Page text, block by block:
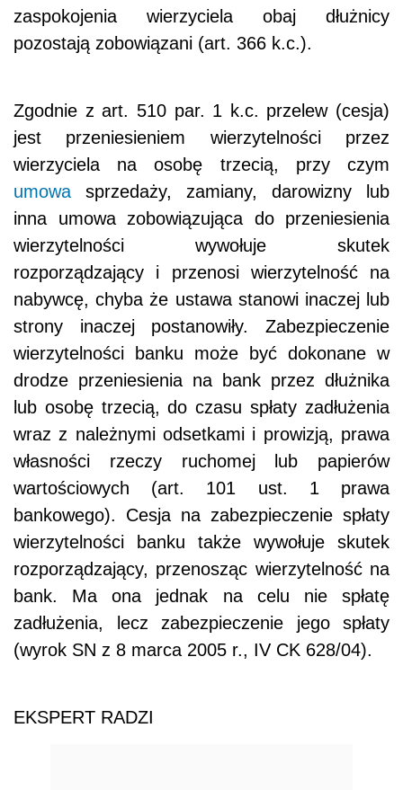
zaspokojenia wierzyciela obaj dłużnicy
pozostają zobowiązani (art. 366 k.c.).
Zgodnie z art. 510 par. 1 k.c. przelew (cesja)
jest przeniesieniem wierzytelności przez
wierzyciela na osobę trzecią, przy czym
umowa sprzedaży, zamiany, darowizny lub
inna umowa zobowiązująca do przeniesienia
wierzytelności wywołuje skutek
rozporządzający i przenosi wierzytelność na
nabywcę, chyba że ustawa stanowi inaczej lub
strony inaczej postanowiły. Zabezpieczenie
wierzytelności banku może być dokonane w
drodze przeniesienia na bank przez dłużnika
lub osobę trzecią, do czasu spłaty zadłużenia
wraz z należnymi odsetkami i prowizją, prawa
własności rzeczy ruchomej lub papierów
wartościowych (art. 101 ust. 1 prawa
bankowego). Cesja na zabezpieczenie spłaty
wierzytelności banku także wywołuje skutek
rozporządzający, przenosząc wierzytelność na
bank. Ma ona jednak na celu nie spłatę
zadłużenia, lecz zabezpieczenie jego spłaty
(wyrok SN z 8 marca 2005 r., IV CK 628/04).
EKSPERT RADZI